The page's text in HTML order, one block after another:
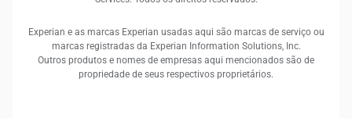
Experian e as marcas Experian usadas aqui são marcas de serviço ou
marcas registradas da Experian Information Solutions, Inc.
Outros produtos e nomes de empresas aqui mencionados são de
propriedade de seus respectivos proprietários.